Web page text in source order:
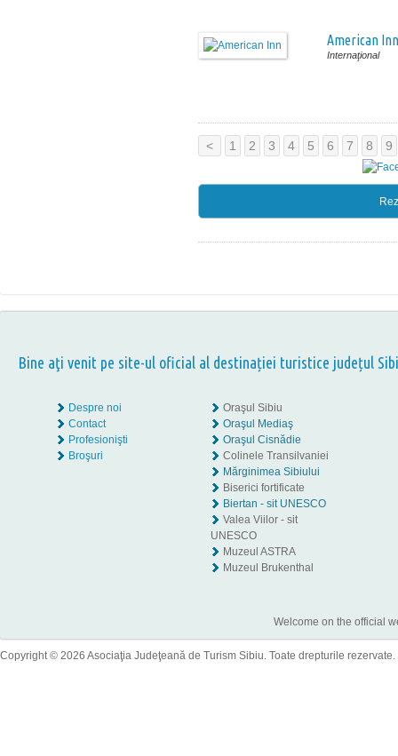
American Inn
Internaţional
< 1 2 3 4 5 6 7 8 9
Bine aţi venit pe site-ul oficial al destinației turistice județul
Despre noi
Contact
Profesionişti
Broşuri
Oraşul Sibiu
Oraşul Mediaş
Oraşul Cisnădie
Colinele Transilvaniei
Mărginimea Sibiului
Biserici fortificate
Biertan - sit UNESCO
Valea Viilor - sit
UNESCO
Muzeul ASTRA
Muzeul Brukenthal
Welcome on the official
Copyright © 2026 Asociaţia Judeţeană de Turism Sibiu. Toate drepturile rezervate.